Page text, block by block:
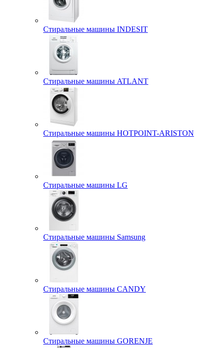
Стиральные машины INDESIT
Стиральные машины ATLANT
Стиральные машины HOTPOINT-ARISTON
Стиральные машины LG
Стиральные машины Samsung
Стиральные машины CANDY
Стиральные машины GORENJE